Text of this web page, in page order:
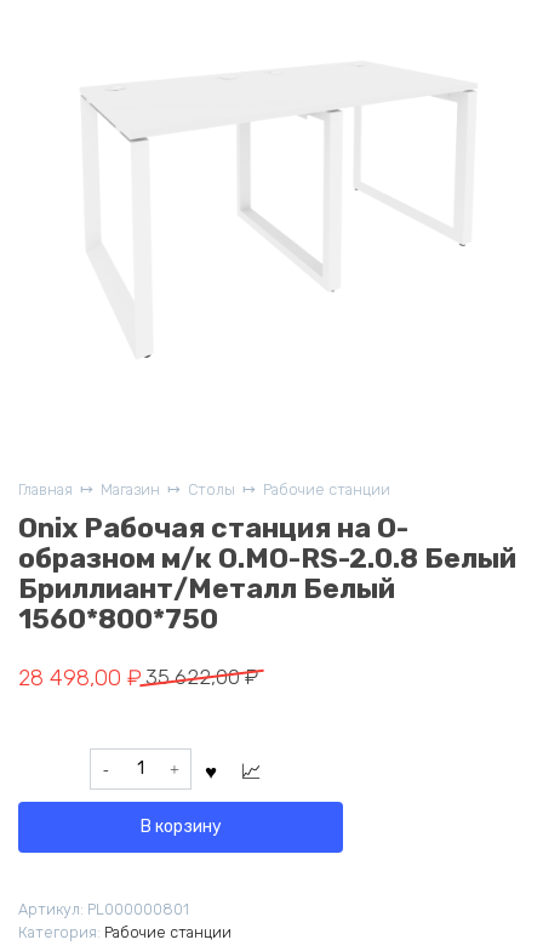
Главная Магазин Столы Рабочие станции
Onix Рабочая станция на О-
образном м/к O.MO-RS-2.0.8 Белый
Бриллиант/Металл Белый
1560*800*750
35 622,00₽
Первоначальная
составляла
622,00 ₽.
28 498,00 ₽
Текущая
498,00 ₽.
Количество
товара
Рабочая
О-
образном
В корзину
Артикул: PL000000801
Категория: Рабочие станции